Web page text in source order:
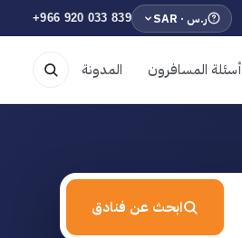
ر.س · SAR +966 920 033 839
أسئلة المسافرون المدونة
ابحث عن فنادق